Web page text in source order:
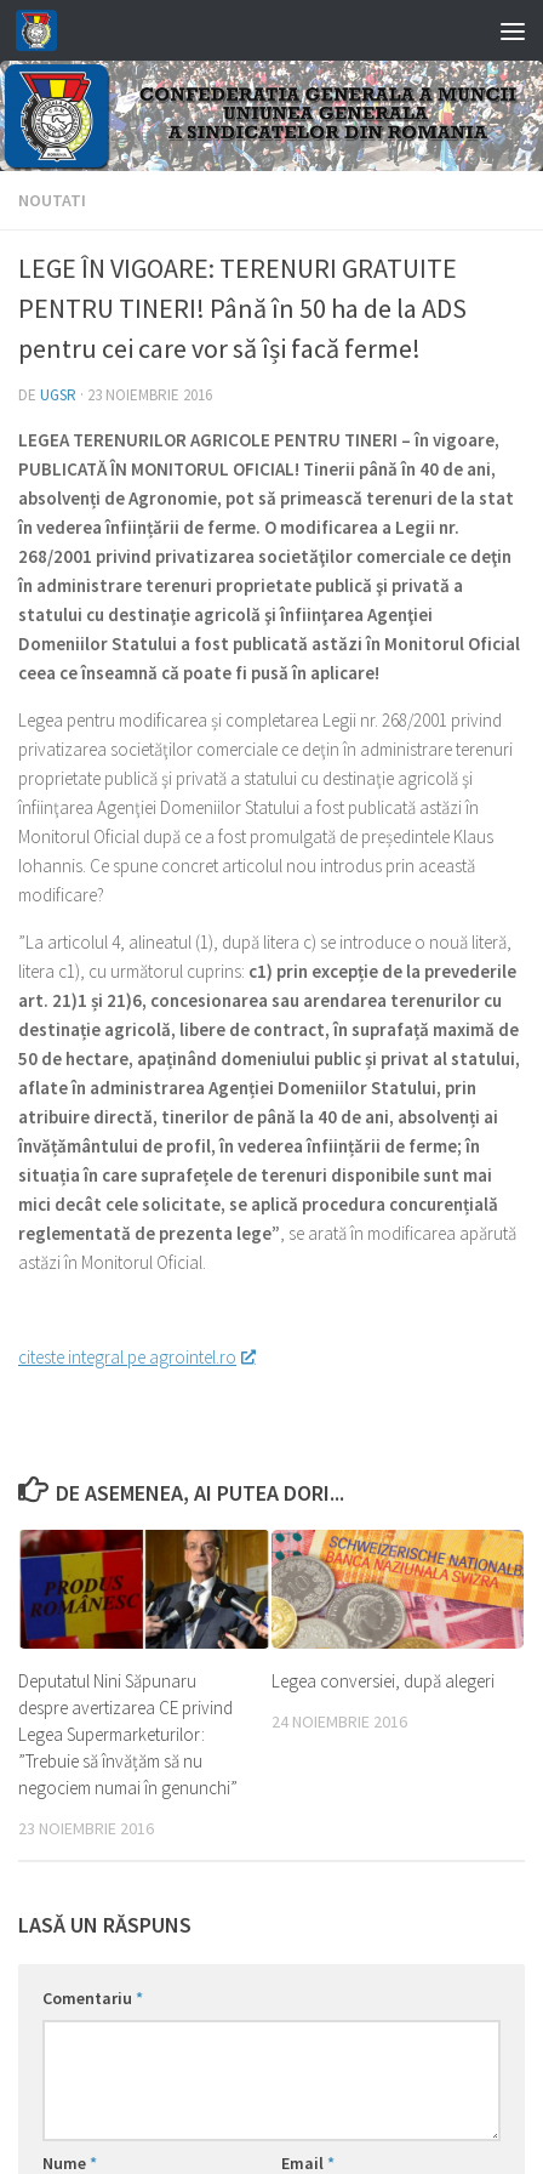
Skip to content
NOUTATI
LEGE ÎN VIGOARE: TERENURI GRATUITE
PENTRU TINERI! Până în 50 ha de la ADS
pentru cei care vor să își facă ferme!
DE UGSR · 23 NOIEMBRIE 2016
LEGEA TERENURILOR AGRICOLE PENTRU TINERI – în vigoare,
PUBLICATĂ ÎN MONITORUL OFICIAL! Tinerii până în 40 de ani,
absolvenți de Agronomie, pot să primească terenuri de la stat
în vederea înființării de ferme. O modificarea a Legii nr.
268/2001 privind privatizarea societăţilor comerciale ce deţin
în administrare terenuri proprietate publică şi privată a
statului cu destinaţie agricolă şi înfiinţarea Agenţiei
Domeniilor Statului a fost publicată astăzi în Monitorul Oficial
ceea ce înseamnă că poate fi pusă în aplicare!
Legea pentru modificarea și completarea Legii nr. 268/2001 privind
privatizarea societăţilor comerciale ce deţin în administrare terenuri
proprietate publică şi privată a statului cu destinaţie agricolă şi
înfiinţarea Agenţiei Domeniilor Statului a fost publicată astăzi în
Monitorul Oficial după ce a fost promulgată de președintele Klaus
Iohannis. Ce spune concret articolul nou introdus prin această
modificare?
”La articolul 4, alineatul (1), după litera c) se introduce o nouă literă,
litera c1), cu următorul cuprins: c1) prin excepție de la prevederile
art. 21)1 și 21)6, concesionarea sau arendarea terenurilor cu
destinație agricolă, libere de contract, în suprafață maximă de
50 de hectare, apaținând domeniului public și privat al statului,
aflate în administrarea Agenției Domeniilor Statului, prin
atribuire directă, tinerilor de până la 40 de ani, absolvenți ai
învățământului de profil, în vederea înființării de ferme; în
situația în care suprafețele de terenuri disponibile sunt mai
mici decât cele solicitate, se aplică procedura concurențială
reglementată de prezenta lege”, se arată în modificarea apărută
astăzi în Monitorul Oficial.
citeste integral pe agrointel.ro
DE ASEMENEA, AI PUTEA DORI...
Deputatul Nini Săpunaru
despre avertizarea CE privind
Legea Supermarketurilor:
”Trebuie să învățăm să nu
negociem numai în genunchi”
23 NOIEMBRIE 2016
Legea conversiei, după alegeri
24 NOIEMBRIE 2016
LASĂ UN RĂSPUNS
Comentariu *
Nume* Email*